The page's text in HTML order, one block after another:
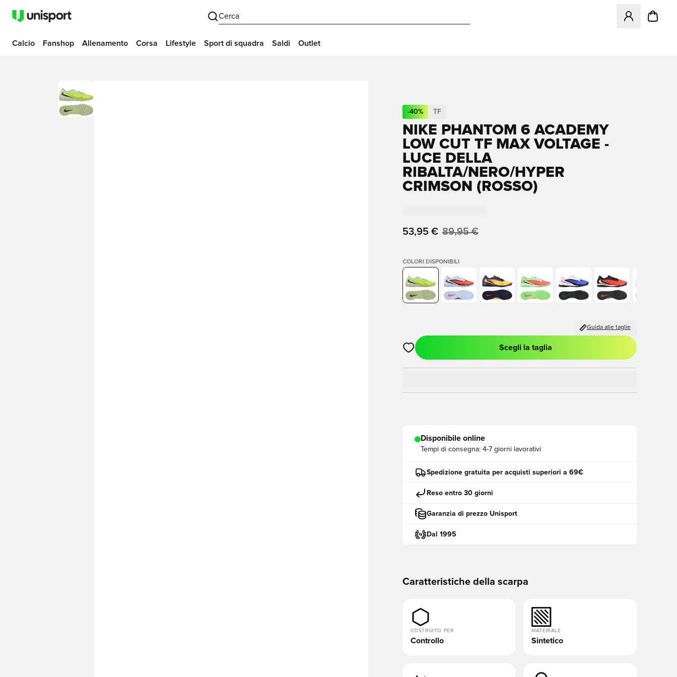
Cerca
Apre una
Calcio Fanshop Allenamento Corsa Lifestyle Sport di squadra Saldi Outlet
-40% TF
NIKE PHANTOM 6 ACADEMY
LOW CUT TF MAX VOLTAGE -
LUCE DELLA
RIBALTA/NERO/HYPER
CRIMSON (ROSSO)
53,95 € 89,95 €
COLORI DISPONIBILI
Guida alle taglie
Apre una finestra modale per accedere o registrarsi come membro
Scegli la taglia
Disponibile online
Tempi di consegna: 4-7 giorni lavorativi
Spedizione gratuita per acquisti superiori a 69€
Reso entro 30 giorni
Garanzia di prezzo Unisport
Dal 1995
Caratteristiche della scarpa
COSTRUITO PER
Controllo
MATERIALE
Sintetico